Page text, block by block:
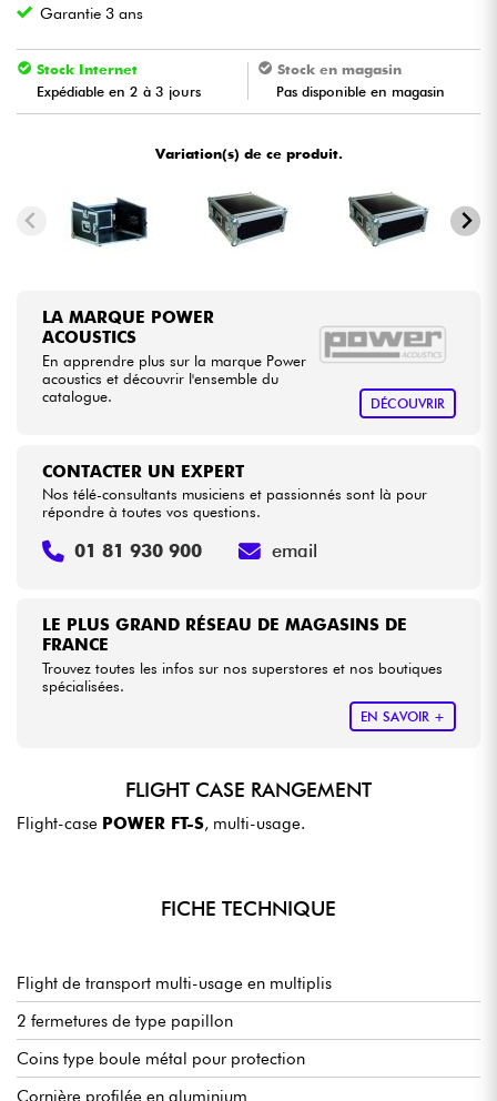
Eveil Musical
Câbles & Access.
HiFi
Voir nos marques
Garantie 3 ans
Stock Internet
Expédiable en 2 à 3 jours
Stock en magasin
Pas disponible en magasin
Variation(s) de ce produit.
LA MARQUE POWER
ACOUSTICS
En apprendre plus sur la marque Power
acoustics et découvrir l'ensemble du
catalogue.
DÉCOUVRIR
LE PLUS GRAND RÉSEAU DE MAGASINS DE
FRANCE
Trouvez toutes les infos sur nos superstores et nos boutiques
spécialisées.
EN SAVOIR +
CONTACTER UN EXPERT
Nos télé-consultants musiciens et passionnés sont là pour
répondre à toutes vos questions.
01 81 930 900 email
FLIGHT CASE RANGEMENT
Flight-case POWER FT-S, multi-usage.
FICHE TECHNIQUE
Flight de transport multi-usage en multiplis
2 fermetures de type papillon
Coins type boule métal pour protection
Cornière profilée en aluminium